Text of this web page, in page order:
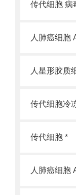
传代细胞 病
人肺癌细胞
人星形胶质
传代细胞冷
传代细胞 *